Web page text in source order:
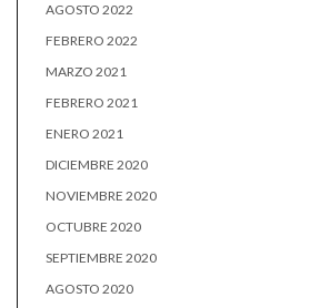
AGOSTO 2022
FEBRERO 2022
MARZO 2021
FEBRERO 2021
ENERO 2021
DICIEMBRE 2020
NOVIEMBRE 2020
OCTUBRE 2020
SEPTIEMBRE 2020
AGOSTO 2020